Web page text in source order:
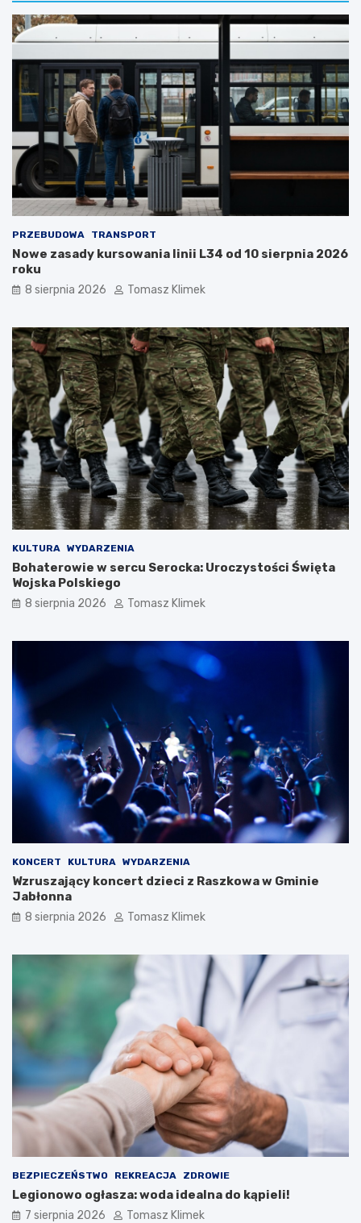
PRZEBUDOWA TRANSPORT
Nowe zasady kursowania linii L34 od 10 sierpnia 2026
roku
8 sierpnia 2026 Tomasz Klimek
KULTURA WYDARZENIA
Bohaterowie w sercu Serocka: Uroczystości Święta
Wojska Polskiego
8 sierpnia 2026 Tomasz Klimek
KONCERT KULTURA WYDARZENIA
Wzruszający koncert dzieci z Raszkowa w Gminie
Jabłonna
8 sierpnia 2026 Tomasz Klimek
BEZPIECZEŃSTWO REKREACJA ZDROWIE
Legionowo ogłasza: woda idealna do kąpieli!
7 sierpnia 2026 Tomasz Klimek